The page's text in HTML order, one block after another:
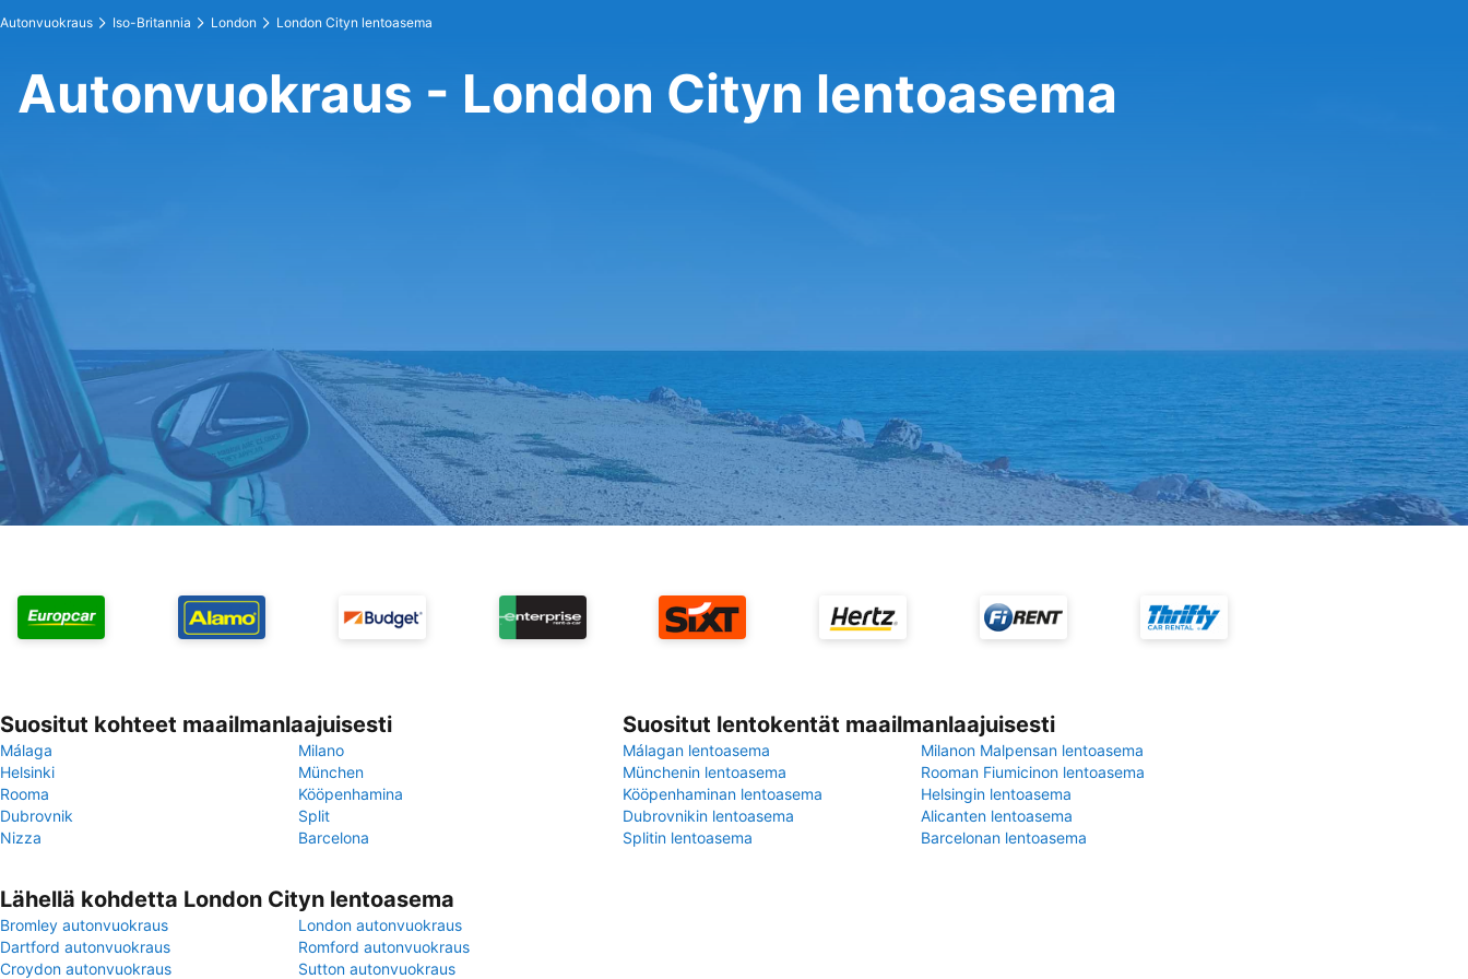
Autonvuokraus Iso-Britannia London London Cityn lentoasema
Autonvuokraus - London Cityn lentoasema
Suositut kohteet maailmanlaajuisesti
Málaga
Milano
Helsinki
München
Rooma
Kööpenhamina
Dubrovnik
Split
Nizza
Barcelona
Suositut lentokentät maailmanlaajuisesti
Málagan lentoasema
Milanon Malpensan lentoasema
Münchenin lentoasema
Rooman Fiumicinon lentoasema
Kööpenhaminan lentoasema
Helsingin lentoasema
Dubrovnikin lentoasema
Alicanten lentoasema
Splitin lentoasema
Barcelonan lentoasema
Lähellä kohdetta London Cityn lentoasema
Bromley autonvuokraus
London autonvuokraus
Dartford autonvuokraus
Romford autonvuokraus
Croydon autonvuokraus
Sutton autonvuokraus